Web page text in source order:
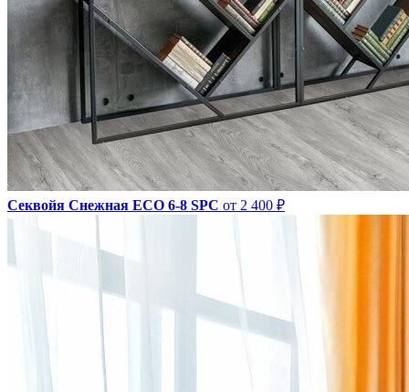
Секвойя Снежная ЕСО 6-8 SPC от 2 400 ₽